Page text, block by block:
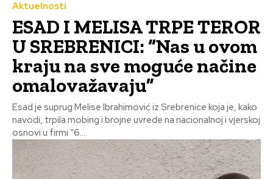
Aktuelnosti
ESAD I MELISA TRPE TEROR
U SREBRENICI: “Nas u ovom
kraju na sve moguće načine
omalovažavaju”
Esad je suprug Melise Ibrahimović iz Srebrenice koja je, kako
navodi, trpila mobing i brojne uvrede na nacionalnoj i vjerskoj
osnovi u firmi “6....